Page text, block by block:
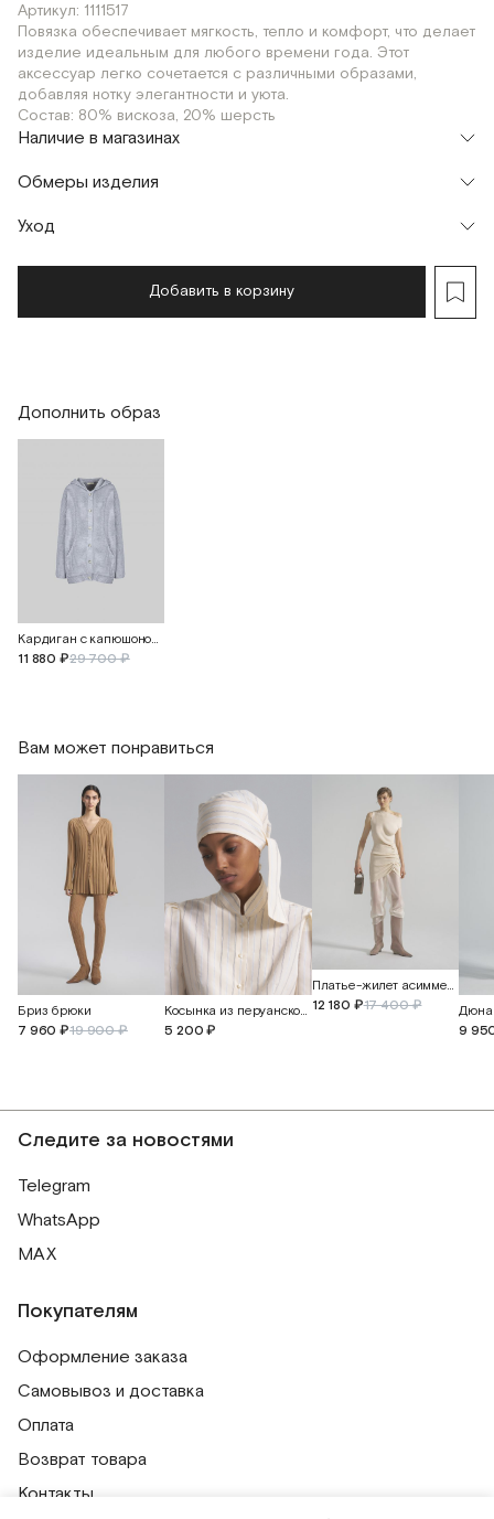
Артикул: 1111517
Повязка обеспечивает мягкость, тепло и комфорт, что делает
изделие идеальным для любого времени года. Этот
аксессуар легко сочетается с различными образами,
добавляя нотку элегантности и уюта.
Состав: 80% вискоза, 20% шерсть
Наличие в магазинах
г. Москва, Малая Бронная 24/3
OS
Обмеры изделия
Уход
Добавить в корзину
Дополнить образ
Кардиган с капюшоном из мериносовой шерсти
11 880 ₽29 700 ₽
Вам может понравиться
Бриз брюки
7 960 ₽19 900 ₽
Косынка из перуанского хлопка
5 200 ₽
Платье-жилет асимметричное
12 180 ₽17 400 ₽
9
Следите за новостями
Telegram
WhatsApp
MAX
Покупателям
Оформление заказа
Самовывоз и доставка
Оплата
Возврат товара
Контакты